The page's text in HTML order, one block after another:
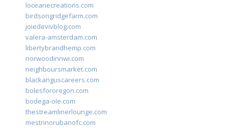
loceanecreations.com
birdsongridgefarm.com
joiedevivblog.com
valera-amsterdam.com
libertybrandhemp.com
norwoodinnwi.com
neighboursmarket.com
blackanguscareers.com
bolesfororegon.com
bodega-ole.com
thestreamlinerlounge.com
mestrinorubanofc.com